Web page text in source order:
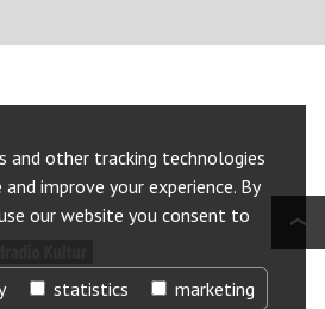
and other tracking technologies
improve your experience. By
our website you consent to
statistics marketing